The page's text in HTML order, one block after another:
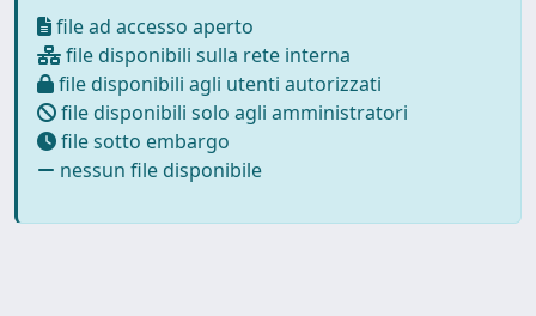
file ad accesso aperto
file disponibili sulla rete interna
file disponibili agli utenti autorizzati
file disponibili solo agli amministratori
file sotto embargo
nessun file disponibile